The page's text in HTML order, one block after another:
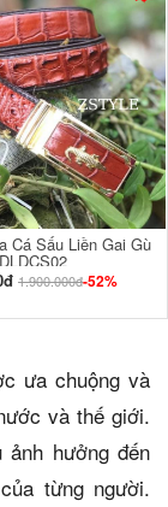
Cá Sấu Liền Gai Gù
DLDCS02
1.900.000đ-52%
ưa chuộng và
và thế giới.
ảnh hưởng đến
từng người.